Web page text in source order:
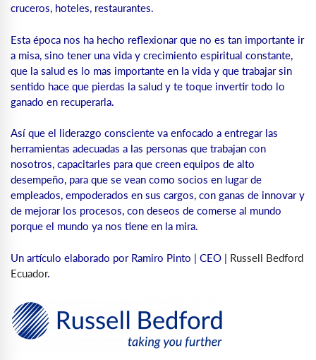
cruceros, hoteles, restaurantes.
Esta época nos ha hecho reflexionar que no es tan importante ir
a misa, sino tener una vida y crecimiento espiritual constante,
que la salud es lo mas importante en la vida y que trabajar sin
sentido hace que pierdas la salud y te toque invertir todo lo
ganado en recuperarla.
Así que el liderazgo consciente va enfocado a entregar las
herramientas adecuadas a las personas que trabajan con
nosotros, capacitarles para que creen equipos de alto
desempeño, para que se vean como socios en lugar de
empleados, empoderados en sus cargos, con ganas de innovar y
de mejorar los procesos, con deseos de comerse al mundo
porque el mundo ya nos tiene en la mira.
Un artículo elaborado por Ramiro Pinto | CEO | Russell Bedford
Ecuador.